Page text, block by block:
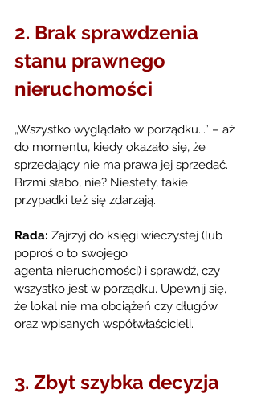
2. Brak sprawdzenia
stanu prawnego
nieruchomości
„Wszystko wyglądało w porządku...” – aż
do momentu, kiedy okazało się, że
sprzedający nie ma prawa jej sprzedać.
Brzmi słabo, nie? Niestety, takie
przypadki też się zdarzają.
Rada: Zajrzyj do księgi wieczystej (lub
poproś o to swojego
agenta nieruchomości) i sprawdź, czy
wszystko jest w porządku. Upewnij się,
że lokal nie ma obciążeń czy długów
oraz wpisanych współwłaścicieli.
3. Zbyt szybka decyzja